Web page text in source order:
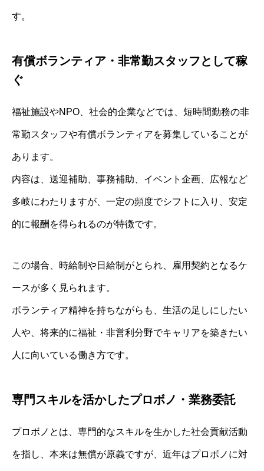
す。
有償ボランティア・非常勤スタッフとして稼
ぐ
福祉施設やNPO、社会的企業などでは、短時間勤務の非
常勤スタッフや有償ボランティアを募集していることが
あります。
内容は、送迎補助、事務補助、イベント企画、広報など
多岐にわたりますが、一定の頻度でシフトに入り、安定
的に報酬を得られるのが特徴です。
この場合、時給制や日給制がとられ、雇用契約となるケ
ースが多く見られます。
ボランティア精神を持ちながらも、生活の足しにしたい
人や、将来的に福祉・非営利分野でキャリアを築きたい
人に向いている働き方です。
専門スキルを活かしたプロボノ・業務委託
プロボノとは、専門的なスキルを生かした社会貢献活動
を指し、本来は無償が原義ですが、近年はプロボノに対